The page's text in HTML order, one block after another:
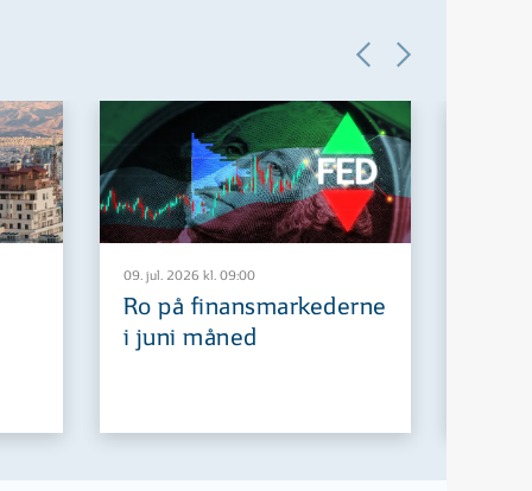
09. jul. 2026 kl. 09:00
Ro på finansmarkederne
i juni måned